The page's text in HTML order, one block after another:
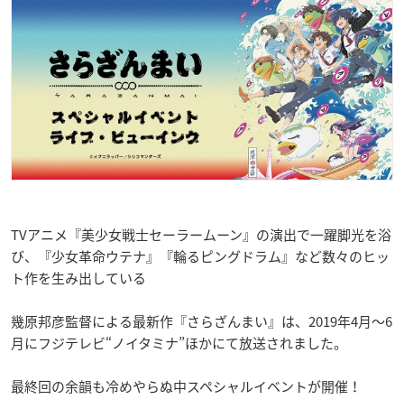
TVアニメ『美少女戦士セーラームーン』の演出で一躍脚光を浴
び、『少女革命ウテナ』『輪るピングドラム』など数々のヒッ
ト作を生み出している
幾原邦彦監督による最新作『さらざんまい』は、2019年4月〜6
月にフジテレビ“ノイタミナ”ほかにて放送されました。
最終回の余韻も冷めやらぬ中スペシャルイベントが開催！